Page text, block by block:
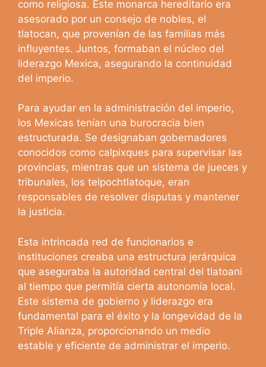
como religiosa. Este monarca hereditario era
asesorado por un consejo de nobles, el
tlatocan, que provenían de las familias más
influyentes. Juntos, formaban el núcleo del
liderazgo Mexica, asegurando la continuidad
del imperio.
Para ayudar en la administración del imperio,
los Mexicas tenían una burocracia bien
estructurada. Se designaban gobernadores
conocidos como calpixques para supervisar las
provincias, mientras que un sistema de jueces y
tribunales, los telpochtlatoque, eran
responsables de resolver disputas y mantener
la justicia.
Esta intrincada red de funcionarios e
instituciones creaba una estructura jerárquica
que aseguraba la autoridad central del tlatoani
al tiempo que permitía cierta autonomía local.
Este sistema de gobierno y liderazgo era
fundamental para el éxito y la longevidad de la
Triple Alianza, proporcionando un medio
estable y eficiente de administrar el imperio.